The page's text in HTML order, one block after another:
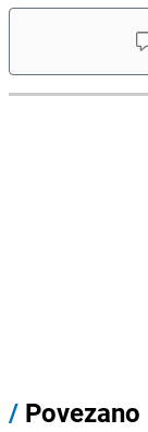
/ Povezano